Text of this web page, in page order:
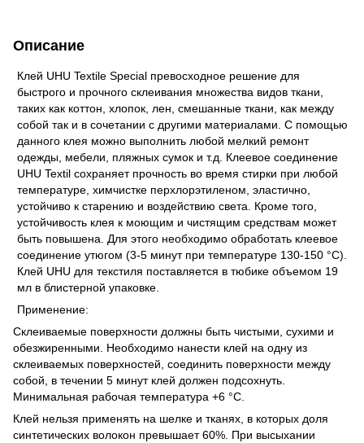
Описание
Клей UHU Textile Special превосходное решение для
быстрого и прочного склеивания множества видов ткани,
таких как коттон, хлопок, лен, смешанные ткани, как между
собой так и в сочетании с другими материалами. С помощью
данного клея можно выполнить любой мелкий ремонт
одежды, мебели, пляжных сумок и т.д. Клеевое соединение
UHU Textil сохраняет прочность во время стирки при любой
температуре, химчистке перхлорэтиленом, эластично,
устойчиво к старению и воздействию света. Кроме того,
устойчивость клея к моющим и чистящим средствам может
быть повышена. Для этого необходимо обработать клеевое
соединение утюгом (3-5 минут при температуре 130-150 °С).
Клей UHU для текстиля поставляется в тюбике объемом 19
мл в блистерной упаковке.
Применение:
Склеиваемые поверхности должны быть чистыми, сухими и
обезжиренными. Необходимо нанести клей на одну из
склеиваемых поверхностей, соединить поверхности между
собой, в течении 5 минут клей должен подсохнуть.
Минимальная рабочая температура +6 °С.
Клей нельзя применять на шелке и тканях, в которых доля
синтетических волокон превышает 60%. При высыхании